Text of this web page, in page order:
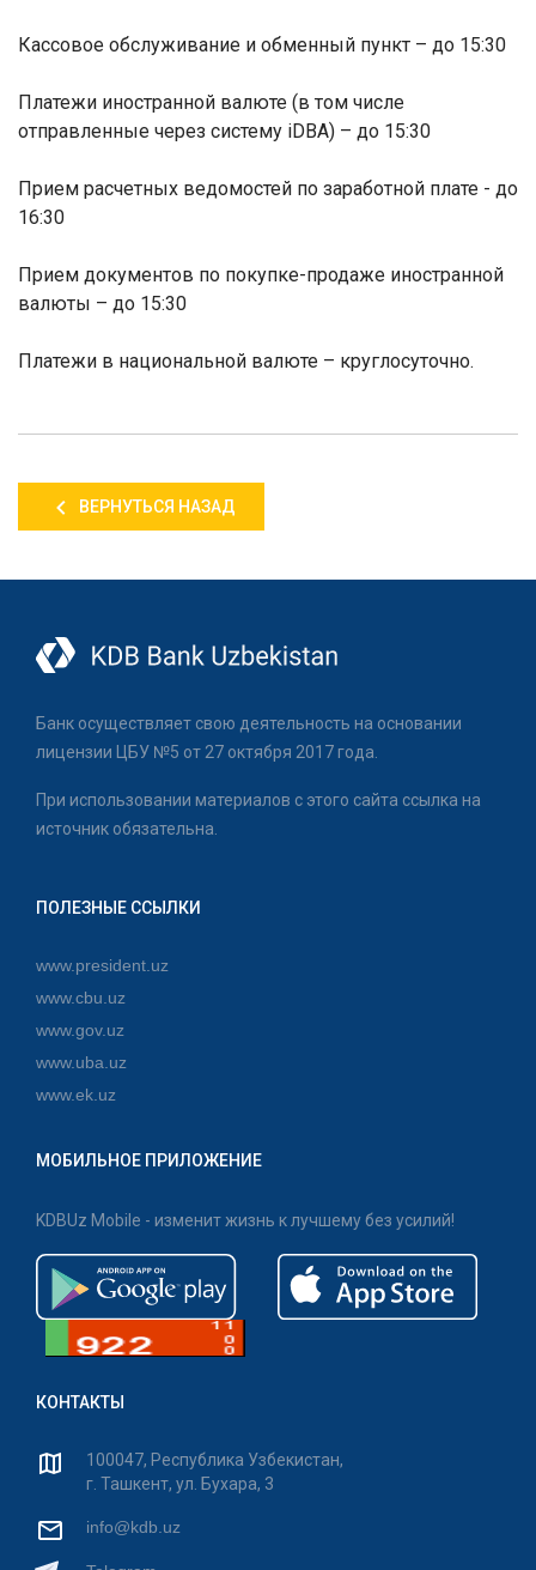
Кассовое обслуживание и обменный пункт – до 15:30
Платежи иностранной валюте (в том числе
отправленные через систему iDBA) – до 15:30
Прием расчетных ведомостей по заработной плате - до
16:30
Прием документов по покупке-продаже иностранной
валюты – до 15:30
Платежи в национальной валюте – круглосуточно.
ВЕРНУТЬСЯ НАЗАД
Банк осуществляет свою деятельность на основании
лицензии ЦБУ №5 от 27 октября 2017 года.
При использовании материалов с этого сайта ссылка на
источник обязательна.
ПОЛЕЗНЫЕ ССЫЛКИ
www.president.uz
www.cbu.uz
www.gov.uz
www.uba.uz
www.ek.uz
МОБИЛЬНОЕ ПРИЛОЖЕНИЕ
KDBUz Mobile - изменит жизнь к лучшему без усилий!
КОНТАКТЫ
100047, Республика Узбекистан,
г. Ташкент, ул. Бухара, 3
info@kdb.uz